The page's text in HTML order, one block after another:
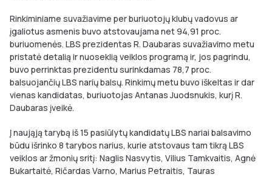
Rinkiminiame suvažiavime per buriuotojų klubų vadovus ar
įgaliotus asmenis buvo atstovaujama net 94,91 proc.
buriuomenės. LBS prezidentas R. Daubaras suvažiavimo metu
pristatė detalią ir nuoseklią veiklos programą ir, jos pagrindu,
buvo perrinktas prezidentu surinkdamas 78,7 proc.
balsuojančių LBS narių balsų. Rinkimų metu buvo iškeltas ir dar
vienas kandidatas, buriuotojas Antanas Juodsnukis, kurį R.
Daubaras įveikė.
Į naująją tarybą iš 15 pasiūlytų kandidatų LBS nariai balsavimo
būdu išrinko 8 tarybos narius, kurie atstovaus tam tikrą LBS
veiklos ar žmonių sritį: Naglis Nasvytis, Vilius Tamkvaitis, Agnė
Bukartaitė, Ričardas Varno, Marius Petraitis, Tauras